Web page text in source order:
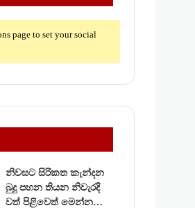
page to set your social
නිවසට සිරිකත කැන්දන
බුදු පහන තියන නිවැරදි
වත් පිළිවෙත් මෙන්න…